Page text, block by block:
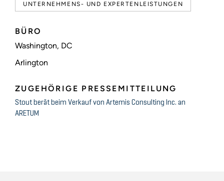
UNTERNEHMENS- UND EXPERTENLEISTUNGEN
BÜRO
Washington, DC
Arlington
ZUGEHÖRIGE PRESSEMITTEILUNG
Stout berät beim Verkauf von Artemis Consulting Inc. an
ARETUM